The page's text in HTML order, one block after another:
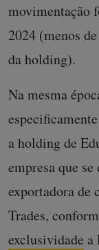
movimentação
2024 (menos
da holding).
Na mesma
a holding de
empresa que
exportadora de
Trades,
exclusividade a